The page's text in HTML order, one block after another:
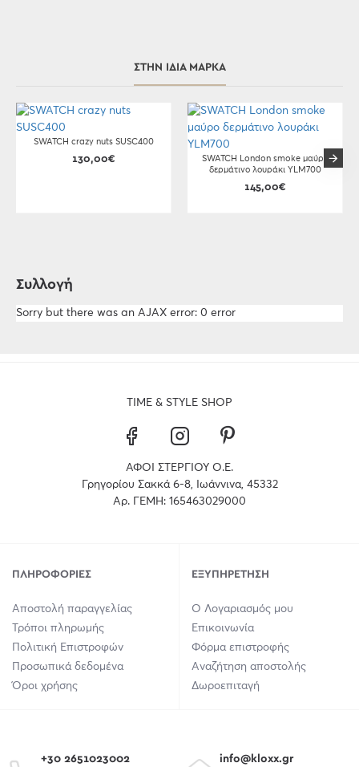
ΣΤΗΝ ΊΔΙΑ ΜΆΡΚΑ
SWATCH crazy nuts SUSC400
130,00€
SWATCH London smoke μαύρο
δερμάτινο λουράκι YLM700
145,00€
Συλλογή
Sorry but there was an AJAX error: 0 error
TIME & STYLE SHOP
ΑΦΟΙ ΣΤΕΡΓΙΟΥ Ο.Ε.
Γρηγορίου Σακκά 6-8, Ιωάννινα, 45332
Αρ. ΓΕΜΗ: 165463029000
ΠΛΗΡΟΦΟΡΊΕΣ
Αποστολή παραγγελίας
Τρόποι πληρωμής
Πολιτική Επιστροφών
Προσωπικά δεδομένα
Όροι χρήσης
ΕΞΥΠΗΡΈΤΗΣΗ
Ο Λογαριασμός μου
Επικοινωνία
Φόρμα επιστροφής
Αναζήτηση αποστολής
Δωροεπιταγή
+30 2651023002 info@kloxx.gr